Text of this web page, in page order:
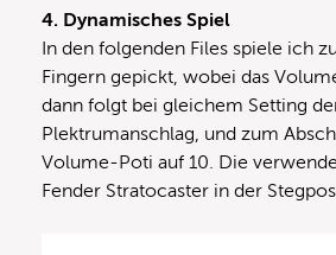
4. Dynamisches Spiel
In den folgenden Files spiele ich
Fingern gepickt, wobei das
dann folgt bei gleichem Setting
Plektrumanschlag, und zum
Volume-Poti auf 10. Die
Fender Stratocaster in der